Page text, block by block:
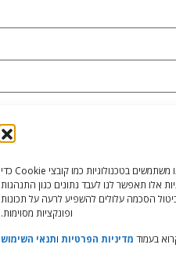
כדי לספק את חוויות המשתמש הטובות ביותר, אנו משתמשים בטכנולוגיות כמו קובצי Cookie כדי
אלו תאפשר לנו לעבד נתונים כגון התנהגות
הסכמה עלולים להשפיע לרעה על תכונות
ופונקציות מסוימות.
בעמוד מדיניות הפרטיות ותנאי השימוש